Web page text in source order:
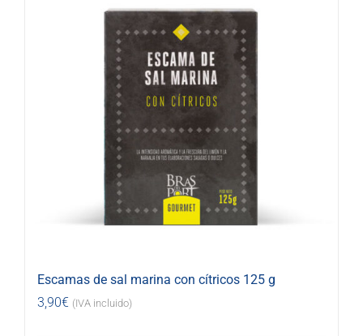
Escamas de sal marina con cítricos 125 g
3,90€ (IVA incluido)